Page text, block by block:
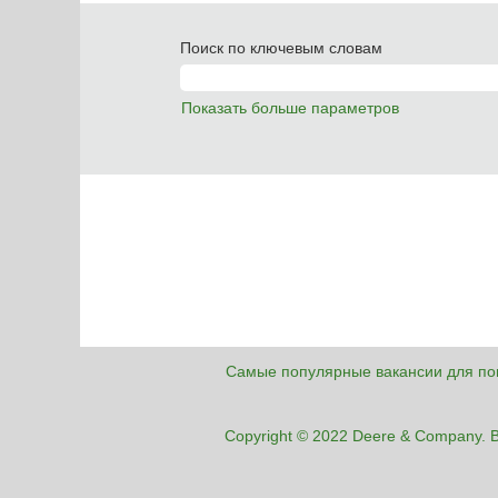
Поиск по ключевым словам
Показать больше параметров
Самые популярные вакансии для
Copyright © 2022 Deere & Company.